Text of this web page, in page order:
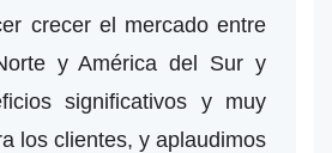
crecer el mercado entre
y América del Sur y
significativos y muy
los clientes, y aplaudimos